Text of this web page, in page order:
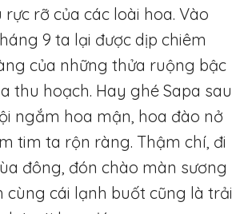
rỡ của các loài hoa. Vào
9 ta lại được dịp chiêm
của những thửa ruộng bậc
thu hoạch. Hay ghé Sapa sau
ngắm hoa mận, hoa đào nở
tim ta rộn ràng. Thậm chí, đi
đông, đón chào màn sương
cùng cái lạnh buốt cũng là trải